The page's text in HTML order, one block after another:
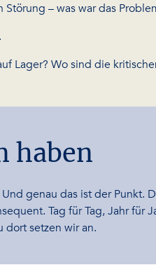
– was war das
Lager? Wo sind die
haben
genau das ist der
Tag für Tag, Jahr für
dort setzen wir an.